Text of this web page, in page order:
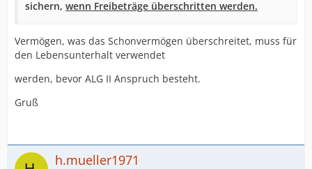
sichern, wenn Freibeträge überschritten werden.
Vermögen, was das Schonvermögen überschreitet, muss für
den Lebensunterhalt verwendet
werden, bevor ALG II Anspruch besteht.
Gruß
h.mueller1971